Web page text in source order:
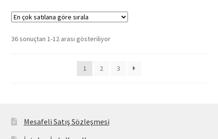
36 sonuçtan 1-12 arası gösteriliyorPopülerliğe
1
2 3
Mesafeli Satış Sözleşmesi